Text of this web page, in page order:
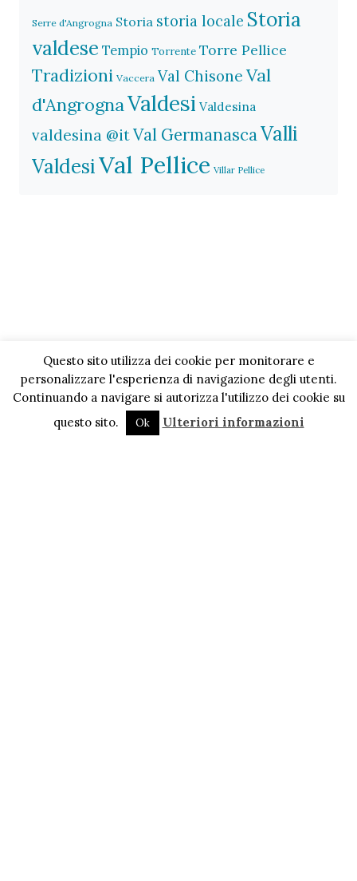
Serre d'Angrogna Storia storia locale Storia
valdese Tempio Torrente Torre Pellice
Tradizioni Vaccera Val Chisone Val
d'AngrognaValdesi Valdesina
valdesina @itVal GermanascaValli
ValdesiVal Pellice Villar Pellice
Questo sito utilizza dei cookie per monitorare e
personalizzare l'esperienza di navigazione degli utenti.
Continuando a navigare si autorizza l'utilizzo dei cookie su
questo sito.
Ok Ulteriori informazioni